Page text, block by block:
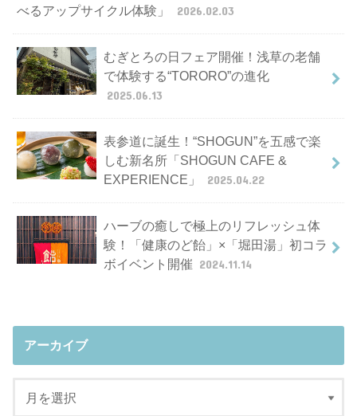
べるアップサイクル体験」
2026.02.03
むぎとろの日フェア開催！浅草の老舗
で体験する“TORORO”の進化
2025.06.13
表参道に誕生！“SHOGUN”を五感で楽
しむ新名所「SHOGUN CAFE &
EXPERIENCE」
2025.04.22
ハーブの癒しで極上のリフレッシュ体
験！「健康のど飴」×「堀田湯」初コラ
ボイベント開催 2024.11.14
アーカイブ